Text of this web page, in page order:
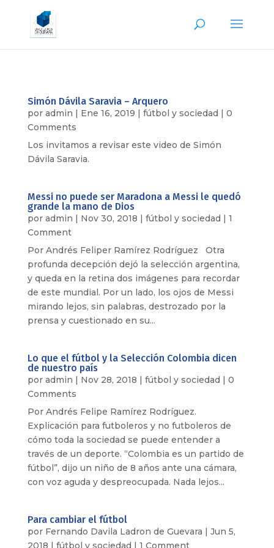
Simón Dávila Saravia – Arquero
por admin | Ene 16, 2019 | fútbol y sociedad | 0
Comments
Los invitamos a revisar este video de Simón
Dávila Saravia.
Messi no puede ser Maradona a Messi le quedó
grande la mano de Dios
por admin | Nov 30, 2018 | fútbol y sociedad | 1
Comment
Por Andrés Feliper Ramírez Rodríguez Otra
profunda decepción dejó la selección argentina,
y queda en la retina dos imágenes para recordar
de este mundial. Por un lado, los ojos de Messi
mirando lejos, sin palabras, destrozado por la
prensa y cuestionado en su...
Lo que el fútbol y la Selección Colombia dicen
de nuestro país
por admin | Nov 28, 2018 | fútbol y sociedad | 0
Comments
Por Andrés Felipe Ramírez Rodríguez.
Explicación para futboleros y no futboleros de
cómo toda la sociedad se puede entender a
través de un deporte. “Colombia es un partido de
fútbol”, dijo un niño de 8 años ante una cámara,
con voz aguda y despreocupada. Nada lejos...
Para cambiar el fútbol
por Fernando Davila Ladron de Guevara | Jun 5,
2018 | fútbol y sociedad | 1 Comment